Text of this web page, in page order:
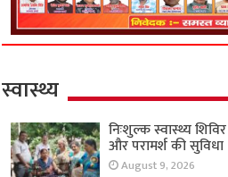
स्वास्थ्य
निःशुल्क स्वास्थ्य
और परामर्श की सुविधा
August 9, 2026